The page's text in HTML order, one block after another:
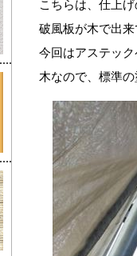
こちらは、仕上
破風板が木で出
今回はアステッ
木なので、標準の